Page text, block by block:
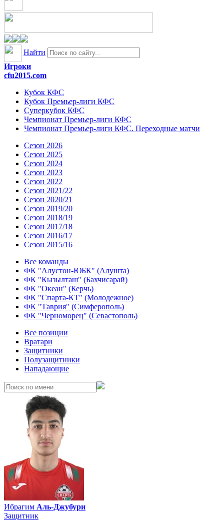
Найти
Игроки
cfu2015.com
Кубок КФС
Кубок Премьер-лиги КФС
Суперкубок КФС
Чемпионат Премьер-лиги КФС
Чемпионат Премьер-лиги КФС. Переходные матчи
Сезон 2026
Сезон 2025
Сезон 2024
Сезон 2023
Сезон 2022
Сезон 2021/22
Сезон 2020/21
Сезон 2019/20
Сезон 2018/19
Сезон 2017/18
Сезон 2016/17
Сезон 2015/16
Все команды
ФК "Алустон-ЮБК" (Алушта)
ФК "Кызылташ" (Бахчисарай)
ФК "Океан" (Керчь)
ФК "Спарта-КТ" (Молодежное)
ФК "Таврия" (Симферополь)
ФК "Черноморец" (Севастополь)
Все позиции
Вратари
Защитники
Полузащитники
Нападающие
Ибрагим Аль-Джубури
Защитник